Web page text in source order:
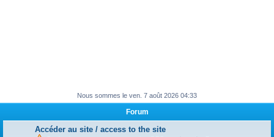
Nous sommes le ven. 7 août 2026 04:33
Forum
Accéder au site / access to the site